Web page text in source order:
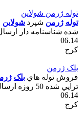
توله ژرمن شولاين
توله ژرمن شپرد شولاين
شده شناسنامه دار
06.14
کرج
بلک ژرمن
فروش توله هاي بلک
تراپي شده 50 روزه ارسال به سراسز ...
06.14
کرج